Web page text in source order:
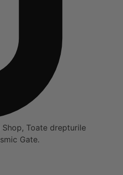
Toate drepturile
Gate.